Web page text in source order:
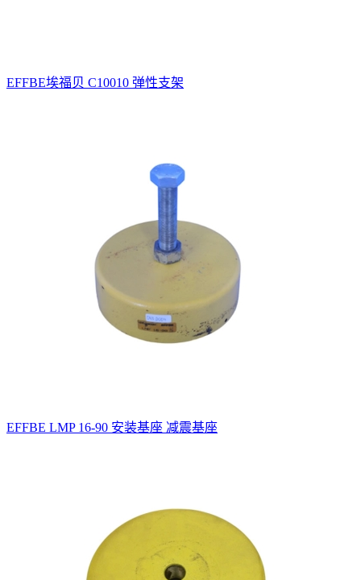
EFFBE埃福贝 C10010 弹性支架
EFFBE LMP 16-90 安装基座 减震基座